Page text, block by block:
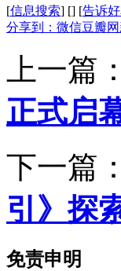
[信息搜索] [] [告诉
分享到： 微信豆瓣网
上一篇
正式启
下一篇：
引》探
免责申明